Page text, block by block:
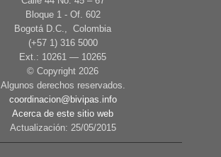
Bloque 1 - Of. 602
Bogotá D.C., Colombia
(+57 1) 316 5000
Ext.: 10261 — 10265
© Copyright 2026
Algunos derechos reservados.
coordinacion@bivipas.info
Acerca de este sitio web
Actualización: 25/05/2015